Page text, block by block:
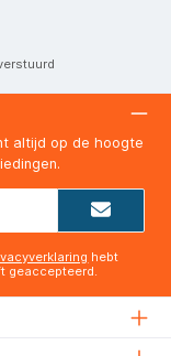
altijd op de hoogte
hebt
geaccepteerd.